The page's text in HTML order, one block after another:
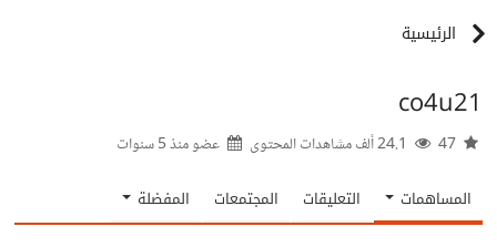
الرئيسية
co4u21
عضو منذ5 سنوات
المساهمات التعليقات المجتمعات المفضلة